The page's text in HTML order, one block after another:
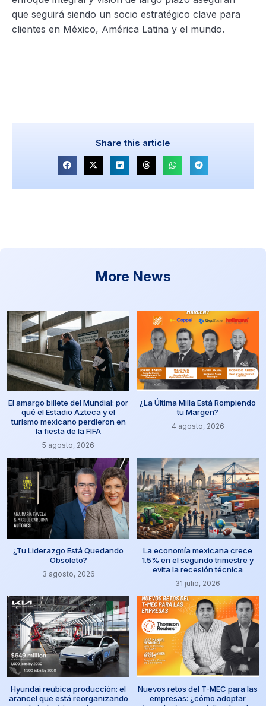
que seguirá siendo un socio estratégico clave para
clientes en México, América Latina y el mundo.
Share this article
More News
El amargo billete del Mundial: por
qué el Estadio Azteca y el
turismo mexicano perdieron en
la fiesta de la FIFA
5 agosto, 2026
¿La Última Milla Está Rompiendo
tu Margen?
4 agosto, 2026
¿Tu Liderazgo Está Quedando
Obsoleto?
3 agosto, 2026
La economía mexicana crece
1.5% en el segundo trimestre y
evita la recesión técnica
31 julio, 2026
Hyundai reubica producción: el
arancel que está reorganizando
Nuevos retos del T-MEC para las
empresas: ¿cómo adoptar